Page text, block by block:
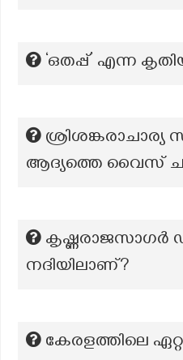
‘ഒതപ്പ്’ എന്ന
ആദ്യത്തെ വൈസ്
കൃഷ്ണരാജസാഗർ
നദിയിലാണ്?
കേരളത്തിലെ